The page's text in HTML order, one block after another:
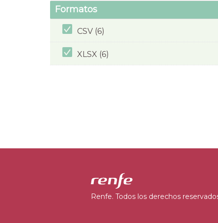
Formatos
CSV (6)
XLSX (6)
Renfe. Todos los derechos